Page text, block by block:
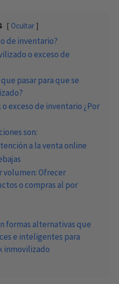
Ocultar
de inventario?
o exceso de
pasar para que se
exceso de inventario ¿Por
son:
a la venta online
volumen: Ofrecer
o compras al por
formas alternativas que
e inteligentes para
inmovilizado